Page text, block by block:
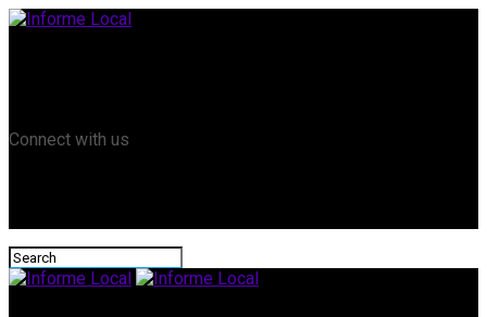
Connect with us